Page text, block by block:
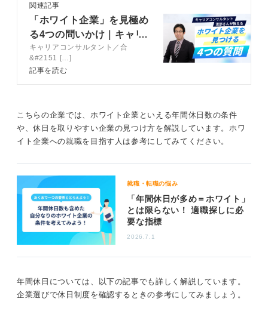
年間休日は基準にはなりますが、ただの基準でしかあり
ません。ホワイト企業かどうかを見極める際に注目すべ
きポイントは、やはり「実際に働いている人たち」で
す。
インターンや企業見学、店舗があるのであればそこで働
か、大丈夫そうか、という点を確認してほしいと思いま
す。
きるのは、ごく一部の情報でしかありません。実際に働
いてみると、顧客、同僚、上司などの人間関係のほうが
はるかにリアルに影響してくるものです。
就職活動中はそういった情報を得にくいですが、可能で
あれば、その業界で働いている知人や、その知人の知り
合いといった形でアプローチし、リアルな情報を収集す
2
関連記事
「ホワイト企業」を見極め
る4つの問いかけ｜キャリ
コンサルタント渡部さんが
伝授
キャリアコンサルタント／合
&#2151 […]
記事を読む
こちらの企業では、ホワイト企業といえる年間休日数の条件
や、休日を取りやすい企業の見つけ方を解説しています。ホワ
イト企業への就職を目指す人は参考にしてみてください。
就職・転職の悩み
「年間休日が多め＝ホワイト」
とは限らない！ 適職探しに必
要な指標
2026.7.1
年間休日については、以下の記事でも詳しく解説しています。
企業選びで休日制度を確認するときの参考にしてみましょう。